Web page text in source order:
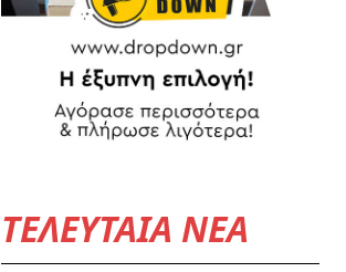
ΤΕΛΕΥΤΑΙΑ ΝΕΑ